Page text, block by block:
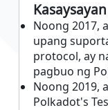
Kasaysayan
Noong 2017,
upang
protocol, ay
pagbuo ng
Noong 2019,
Polkadot's